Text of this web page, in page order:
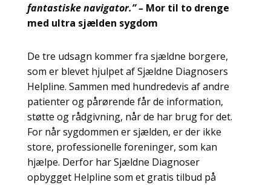
fantastiske navigator.”– Mor til to drenge
med ultra sjælden sygdom
De tre udsagn kommer fra sjældne borgere,
som er blevet hjulpet af Sjældne Diagnosers
Helpline. Sammen med hundredevis af andre
patienter og pårørende får de information,
støtte og rådgivning, når de har brug for det.
For når sygdommen er sjælden, er der ikke
store, professionelle foreninger, som kan
hjælpe. Derfor har Sjældne Diagnoser
opbygget Helpline som et gratis tilbud på